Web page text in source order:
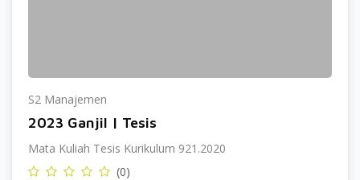
S2 Manajemen
2023 Ganjil | Tesis
Mata Kuliah Tesis Kurikulum 921.2020
(0)